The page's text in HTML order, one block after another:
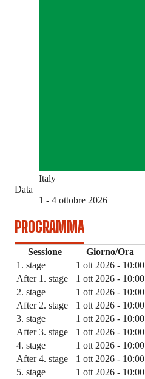
Italy
Data
1 - 4 ottobre 2026
PROGRAMMA
Sessione
Giorno/Ora
1. stage
1 ott 2026 - 10:00
After 1. stage
1 ott 2026 - 10:00
2. stage
1 ott 2026 - 10:00
After 2. stage
1 ott 2026 - 10:00
3. stage
1 ott 2026 - 10:00
After 3. stage
1 ott 2026 - 10:00
4. stage
1 ott 2026 - 10:00
After 4. stage
1 ott 2026 - 10:00
5. stage
1 ott 2026 - 10:00